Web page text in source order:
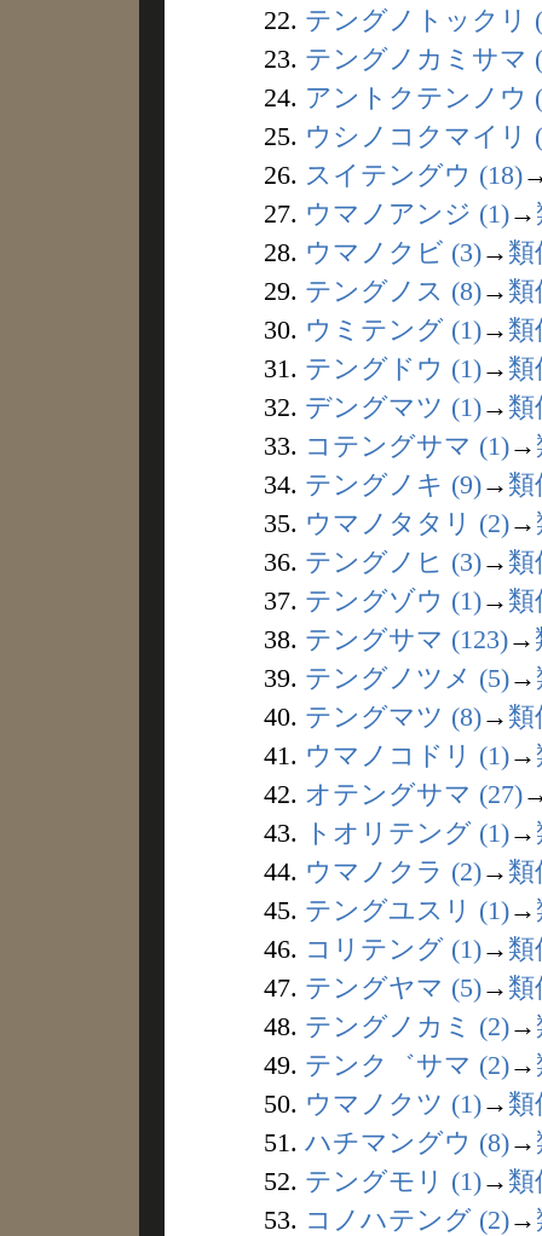
22. テングノトックリ
23. テングノカミサマ
24. アントクテンノウ
25. ウシノコクマイリ
26. スイテングウ (18)
27. ウマノアンジ (1)→
28. ウマノクビ (3)→ 類
29. テングノス (8)→ 類
30. ウミテング (1)→ 類
31. テングドウ (1)→ 類
32. デングマツ (1)→ 類
33. コテングサマ (1)→
34. テングノキ (9)→ 類
35. ウマノタタリ (2)→
36. テングノヒ (3)→ 類
37. テングゾウ (1)→ 類
38. テングサマ (123)→
39. テングノツメ (5)→
40. テングマツ (8)→ 類
41. ウマノコドリ (1)→
42. オテングサマ (27)
43.
トオリテング (1)→
44. ウマノクラ (2)→ 類
45. テングユスリ (1)→
46. コリテング (1)→ 類
47. テングヤマ (5)→ 類
48. テングノカミ (2)→
49. テンク゛サマ (2)→
50. ウマノクツ (1)→ 類
51. ハチマングウ (8)→
52. テングモリ (1)→ 類
53. コノハテング (2)→